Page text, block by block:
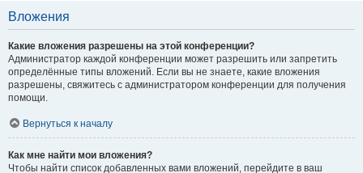
Вложения
Какие вложения разрешены на этой конференции?
Администратор каждой конференции может разрешить или запретить
определённые типы вложений. Если вы не знаете, какие вложения
разрешены, свяжитесь с администратором конференции для получения
помощи.
Вернуться к началу
Как мне найти мои вложения?
Чтобы найти список добавленных вами вложений, перейдите в ваш